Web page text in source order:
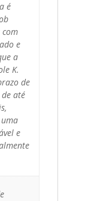
é
com
e
a
K.
de
até
e